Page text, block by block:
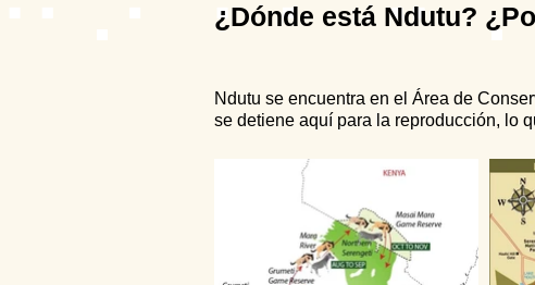
¿Dónde está Ndutu?
Ndutu se encuentra en el Área de
se detiene aquí para la reproducción, lo